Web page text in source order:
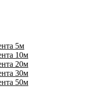
5м
10м
20м
30м
50м